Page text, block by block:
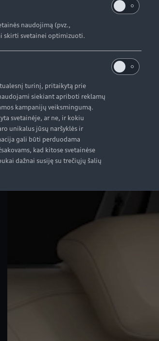
kasdienai.
naudojimą (pvz.,
skirti svetainei optimizuoti.
turinį, pritaikytą prie
siekiant apriboti reklamų
kampanijų veiksmingumą.
svetainėje, ar ne, ir kokiu
unikalus jūsų naršyklės ir
gali būti perduodama
kad kitose svetainėse
dažnai susiję su trečiųjų šalių